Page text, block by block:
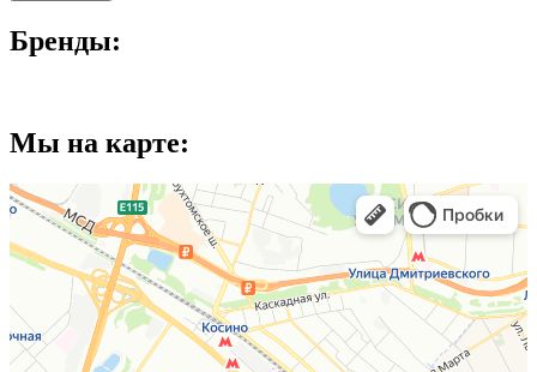
Бренды:
Мы на карте: